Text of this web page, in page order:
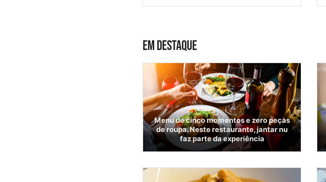
EM DESTAQUE
Menu de cinco momentos e zero peças
de roupa. Neste restaurante, jantar nu
faz parte da experiência